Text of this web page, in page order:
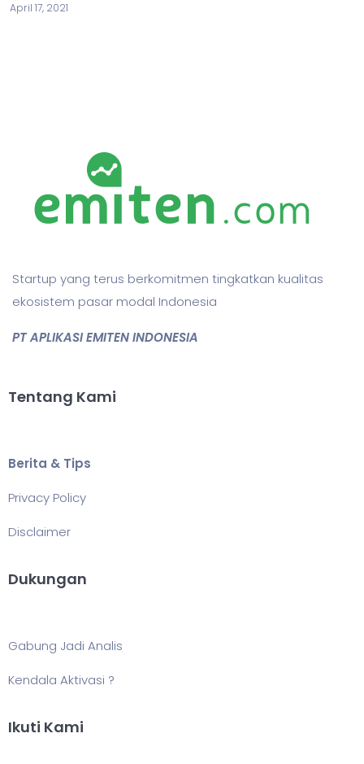
April 17, 2021
Startup yang terus berkomitmen tingkatkan kualitas
ekosistem pasar modal Indonesia
PT APLIKASI EMITEN INDONESIA
Tentang Kami
Berita & Tips
Privacy Policy
Disclaimer
Dukungan
Gabung Jadi Analis
Kendala Aktivasi ?
Ikuti Kami